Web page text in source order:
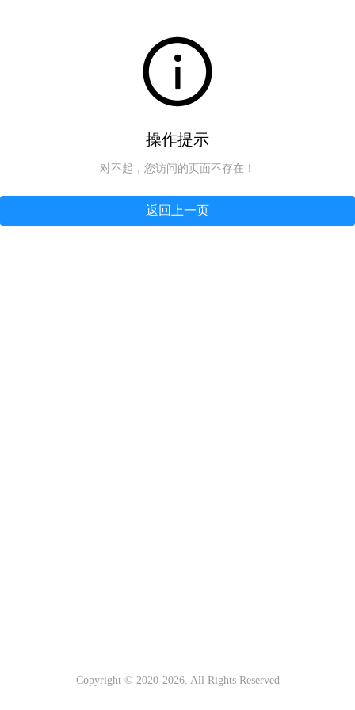
操作提示
对不起，您访问的页面不存在！
返回上一页
Copyright © 2020-2026. All Rights Reserved